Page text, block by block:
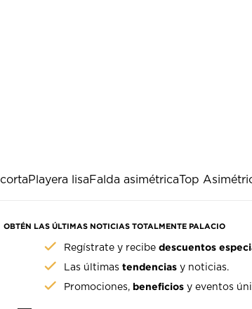
Playera lisaFalda asimétricaTop
OBTÉN LAS ÚLTIMAS NOTICIAS TOTALMENTE PALACIO
Regístrate y recibedescuentos
Las últimastendencias y noticias.
Promociones, beneficios y eventos